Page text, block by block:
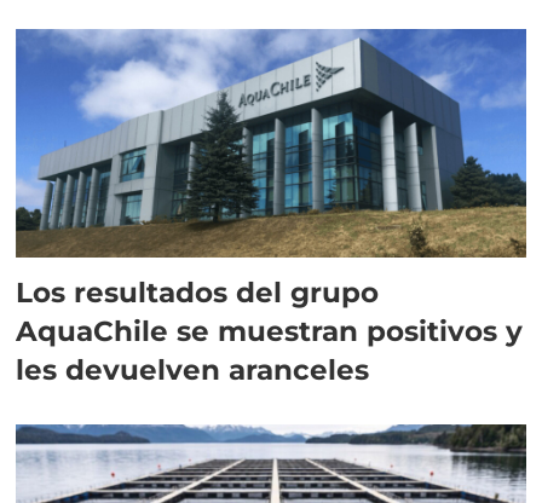
Los resultados del grupo
AquaChile se muestran positivos y
les devuelven aranceles